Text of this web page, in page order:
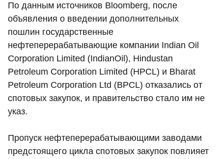
По данным источников Bloomberg, после
объявления о введении дополнительных
пошлин государственные
нефтеперерабатывающие компании Indian Oil
Corporation Limited (IndianOil), Hindustan
Petroleum Corporation Limited (HPCL) и Bharat
Petroleum Corporation Ltd (BPCL) отказались от
спотовых закупок, и правительство стало им не
указ.
Пропуск нефтеперерабатывающими заводами
предстоящего цикла спотовых закупок повлияет